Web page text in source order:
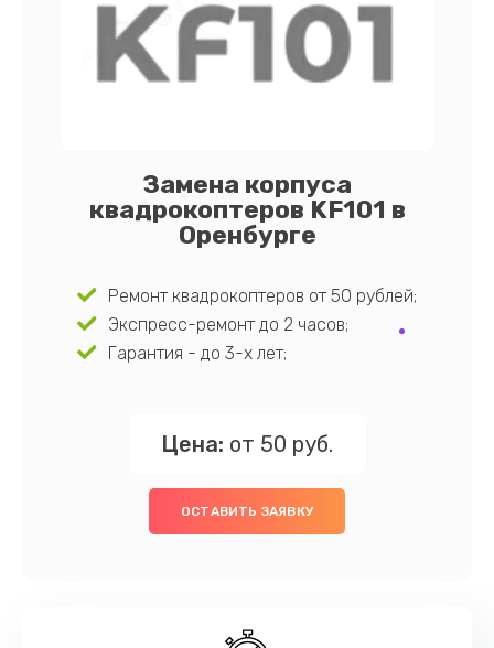
Замена корпуса
квадрокоптеров KF101 в
Оренбурге
Ремонт квадрокоптеров от 50 рублей;
Экспресс-ремонт до 2 часов;
Гарантия - до 3-х лет;
Цена: от 50 руб.
ОСТАВИТЬ ЗАЯВКУ